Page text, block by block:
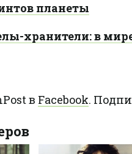
планеты
хранители: в
в Facebook.